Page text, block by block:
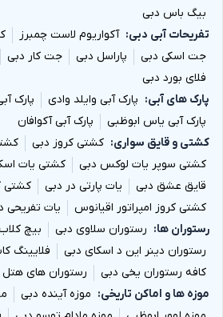
بیگ باس دبی
تفریحات آبی دبی
آکواریوم لاست چمبرز
جت اسکی دبی
پاراسل دبی جت کار دبی
فلای بورد دبی
پارک های آبی
پارک آبی وایلد وادی
پارک
پارک آبی یاس ابوظبی
پارک آبی آکوافان
کشتی و قایق سواری
کشتی کروز دبی
کشتی سوپر یات لوکس دبی
کشتی یات
قایق عشق دبی
یات پارتی در دبی
کشتی
کشتی کروز امپراتور اقیانوس
یات تفریحی
رستوران ها
رستوران سلاوی دبی
بیچ
رستوران دینر این د اسکای دبی
فلایینگ
کافه رستوران یخی دبی
رستوران های هتل
موزه ها و اماکن تاریخی
موزه آینده دبی